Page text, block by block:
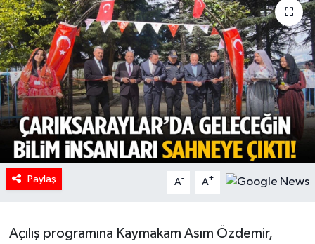
Paylaş A- A+
Açılış programına Kaymakam Asım Özdemir,
HABERDE İNSAN
İlginç
KÜLTÜR SANAT
MAGAZİN
Oyun
POLİTİKA
RESMİ İLANLAR